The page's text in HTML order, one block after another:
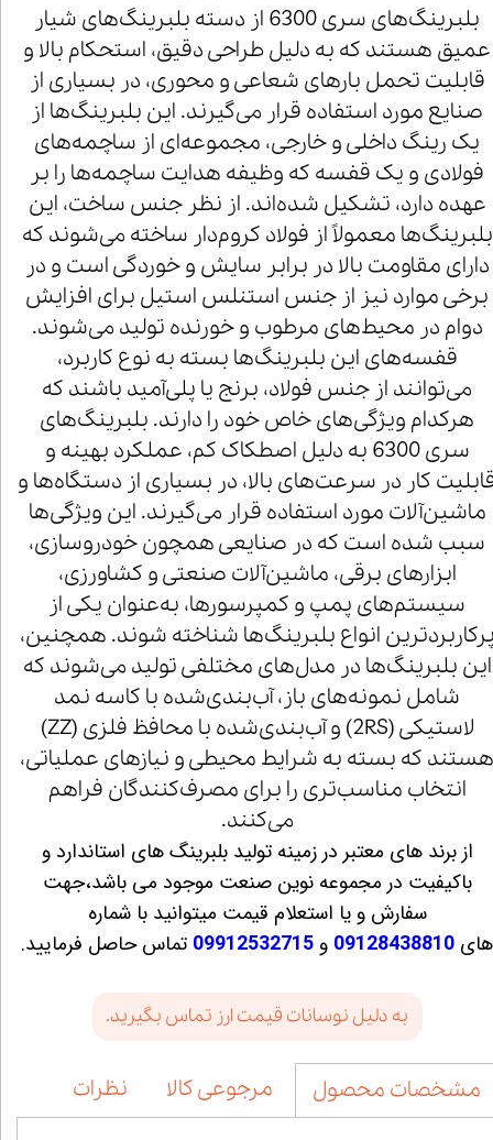
بلبرینگ‌های سری 6300 از دسته بلبرینگ‌های شیار
عمیق هستند که به دلیل طراحی دقیق، استحکام بالا و
قابلیت تحمل بارهای شعاعی و محوری، در بسیاری از
صنایع مورد استفاده قرار می‌گیرند. این بلبرینگ‌ها از
یک رینگ داخلی و خارجی، مجموعه‌ای از ساچمه‌های
فولادی و یک قفسه که وظیفه هدایت ساچمه‌ها را بر
عهده دارد، تشکیل شده‌اند. از نظر جنس ساخت، این
بلبرینگ‌ها معمولاً از فولاد کروم‌دار ساخته می‌شوند که
دارای مقاومت بالا در برابر سایش و خوردگی است و در
برخی موارد نیز از جنس استنلس استیل برای افزایش
دوام در محیط‌های مرطوب و خورنده تولید می‌شوند.
قفسه‌های این بلبرینگ‌ها بسته به نوع کاربرد،
می‌توانند از جنس فولاد، برنج یا پلی‌آمید باشند که
هرکدام ویژگی‌های خاص خود را دارند. بلبرینگ‌های
سری 6300 به دلیل اصطکاک کم، عملکرد بهینه و
کار در سرعت‌های بالا، در بسیاری از دستگاه‌ها و
ماشین‌آلات مورد استفاده قرار می‌گیرند. این ویژگی‌ها
سبب شده است که در صنایعی همچون خودروسازی،
ابزارهای برقی، ماشین‌آلات صنعتی و کشاورزی،
سیستم‌های پمپ و کمپرسورها، به‌عنوان یکی از
انواع بلبرینگ‌ها شناخته شوند. همچنین،
این بلبرینگ‌ها در مدل‌های مختلفی تولید می‌شوند که
شامل نمونه‌های باز، آب‌بندی‌شده با کاسه نمد
لاستیکی (2RS) و آب‌بندی‌شده با محافظ فلزی (ZZ)
که بسته به شرایط محیطی و نیازهای عملیاتی،
انتخاب مناسب‌تری را برای مصرف‌کنندگان فراهم
می‌کنند.
از برند های معتبر در زمینه تولید بلبرینگ های استاندارد و
باکیفیت در مجموعه نوین صنعت موجود می باشد،جهت
سفارش و یا استعلام قیمت میتوانید با شماره
های 09128438810 و 09912532715 تماس حاصل فرمایید.
به دلیل نوسانات قیمت ارز تماس بگیرید.
مشخصات محصول مرجوعی کالا نظرات